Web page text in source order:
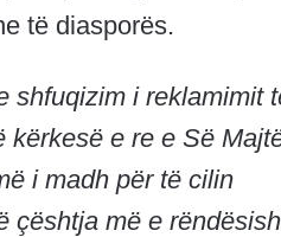
të diasporës.
shfuqizim i reklamimit
kërkesë e re e Së
i madh për të cilin
çështja më e